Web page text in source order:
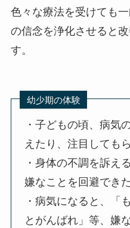
色々な療法を受けても
の信念を浄化させると
す。
幼少期の体験
・子どもの頃、病気
えたり、注目しても
・身体の不調を訴え
嫌なことを回避できた
・病気になると、「
とがんばれ」等、嫌